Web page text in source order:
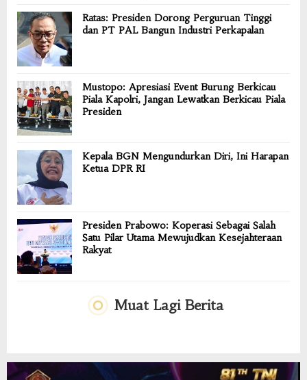
Ratas: Presiden Dorong Perguruan Tinggi
dan PT PAL Bangun Industri Perkapalan
Mustopo: Apresiasi Event Burung Berkicau
Piala Kapolri, Jangan Lewatkan Berkicau Piala
Presiden
Kepala BGN Mengundurkan Diri, Ini Harapan
Ketua DPR RI
Presiden Prabowo: Koperasi Sebagai Salah
Satu Pilar Utama Mewujudkan Kesejahteraan
Rakyat
Muat Lagi Berita